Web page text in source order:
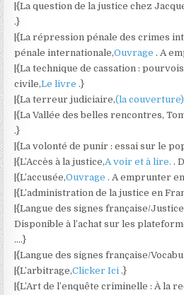
|{La question de la justice chez
.}
|{La répression pénale des crimes
pénale internationale,Ouvrage. A
|{La technique de cassation :
civile,Le livre.}
|{La terreur judiciaire,(la
|{La Vallée des belles rencontres,
.}
|{La volonté de punir : essai sur le
|{L’Accès à la justice,A voir et à lire..
|{L’accusée,Ouvrage. A emprunter
|{L’administration de la justice en
|{Langue des signes française/
Disponible à l’achat sur les
….}
|{Langue des signes française/
|{L’arbitrage,Clicker Ici.}
|{L’Art de l’enquête criminelle : À la